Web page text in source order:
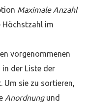
Maximale Anzahl
Höchstzahl im
vorgenommenen
der Liste der
Um sie zu sortieren,
Anordnungund